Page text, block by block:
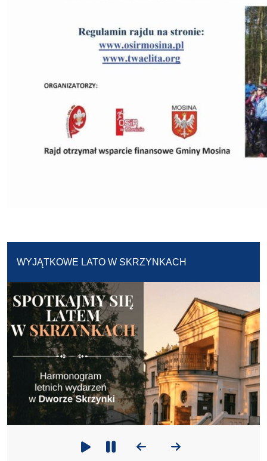
WYJĄTKOWE LATO W SKRZYNKACH
Poprzedni slajdNastępny slajd